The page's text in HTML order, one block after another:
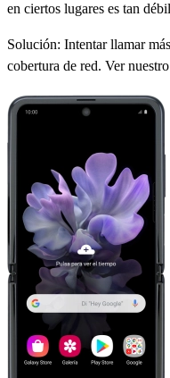
en ciertos lugares es tan
Solución: Intentar llamar
cobertura de red. Ver nuestro